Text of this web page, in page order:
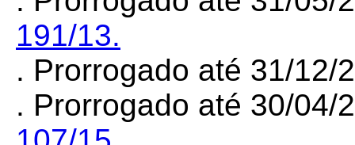
191/13.
. Prorrogado até 31/
. Prorrogado até 30/04/